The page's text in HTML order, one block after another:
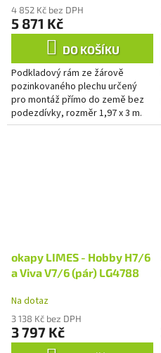
4 852 Kč bez DPH
5 871 Kč
DO KOŠÍKU
Podkladový rám ze žárově
pozinkovaného plechu určený
pro montáž přímo do země bez
podezdívky, rozměr 1,97 x 3 m.
okapy LIMES - Hobby H7/6
a Viva V7/6 (pár) LG4788
Na dotaz
3 138 Kč bez DPH
3 797 Kč